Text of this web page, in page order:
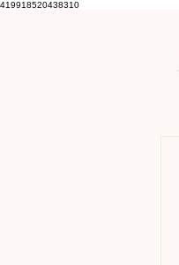
419918520438310